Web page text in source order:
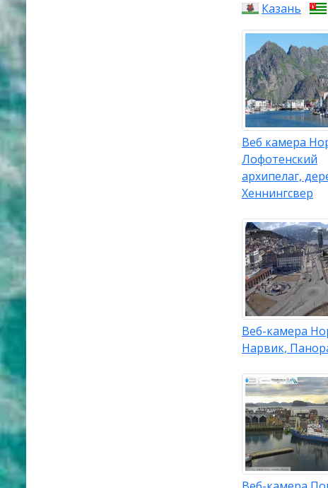
Казань
Веб камера
Лофотенский
архипелаг,
Хеннингсвер
Веб-камера
Нарвик,